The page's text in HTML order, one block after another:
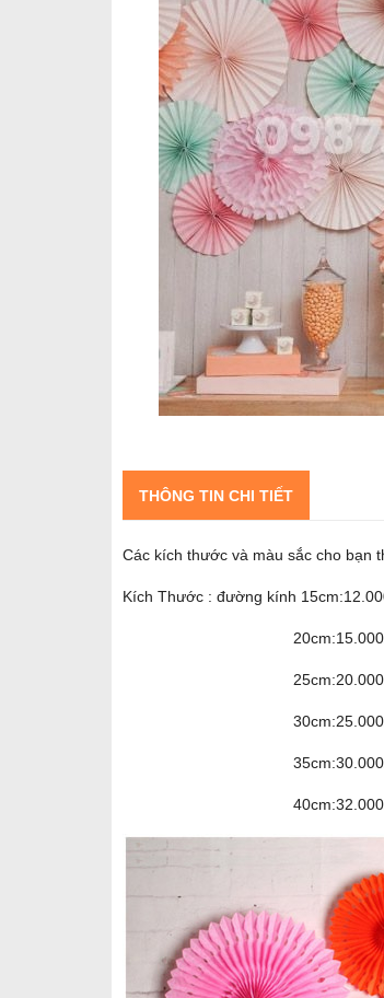
THÔNG TIN CHI TIẾT
Các kích thước và màu sắc cho bạn
Kích Thước : đường kính
20cm:15.000/
25cm:20.000/
30cm:25.000/
35cm:30.000/
40cm:32.000/